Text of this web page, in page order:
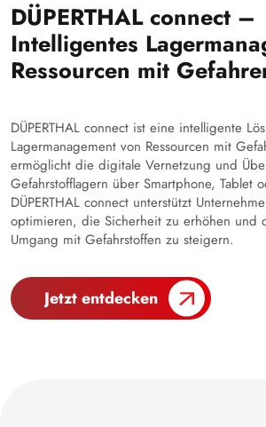
DÜPERTHAL connect –
Intelligentes
Ressourcen mit
DÜPERTHAL connect ist eine intelligente
Lagermanagement von Ressourcen mit
ermöglicht die digitale Vernetzung und
Gefahrstofflagern über Smartphone, Tablet
DÜPERTHAL connect unterstützt
optimieren, die Sicherheit zu erhöhen und
Umgang mit Gefahrstoffen zu steigern.
Jetzt entdecken